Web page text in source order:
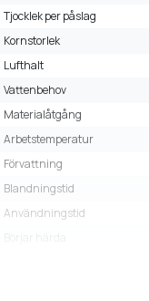
Tjocklek per påslag
Kornstorlek
Lufthalt
Vattenbehov
Materialåtgång
Arbetstemperatur
Förvattning
Blandningstid
Användningstid